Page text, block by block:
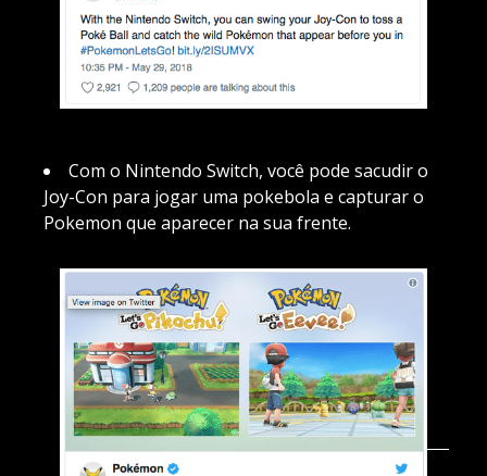
Com o Nintendo Switch, você pode sacudir o
Joy-Con para jogar uma pokebola e capturar o
Pokemon que aparecer na sua frente.